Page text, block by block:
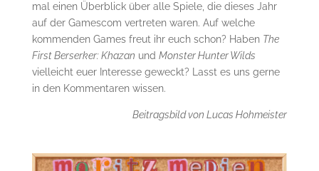
mal einen Überblick über alle Spiele, die dieses Jahr
auf der Gamescom vertreten waren. Auf welche
kommenden Games freut ihr euch schon? Haben The
First Berserker: Khazan und Monster Hunter Wilds
vielleicht euer Interesse geweckt? Lasst es uns gerne
in den Kommentaren wissen.
Beitragsbild von Lucas Hohmeister